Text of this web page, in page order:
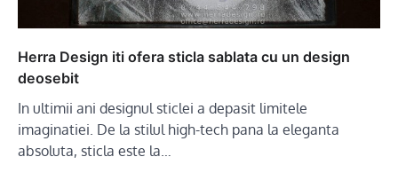
Herra Design iti ofera sticla sablata cu un design
deosebit
In ultimii ani designul sticlei a depasit limitele
imaginatiei. De la stilul high-tech pana la eleganta
absoluta, sticla este la…